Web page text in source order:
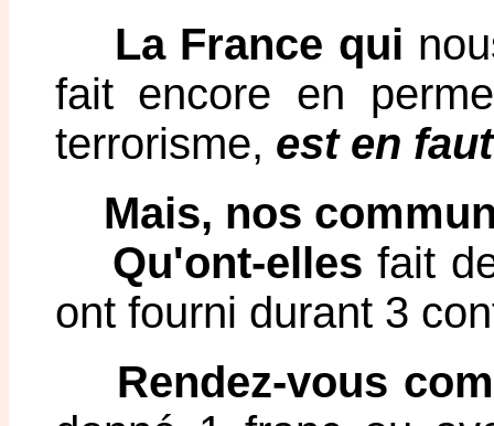
La France qui
fait encore en
terrorisme, est en
Mais, nos
Qu'ont-elles fait
ont fourni durant 3
Rendez-vous